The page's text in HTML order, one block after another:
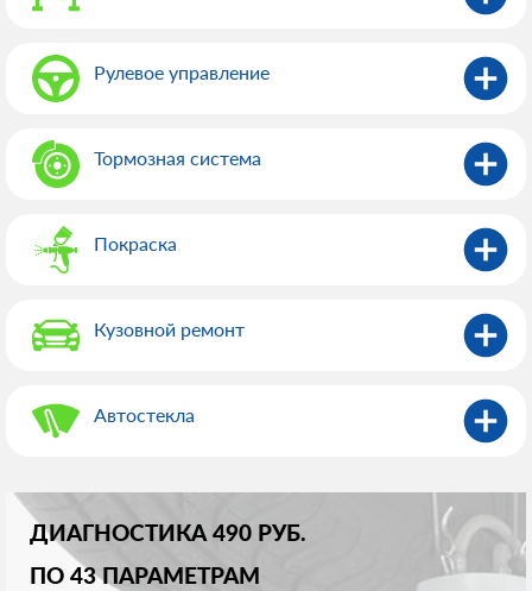
Рулевое управление
Тормозная система
Покраска
Кузовной ремонт
Автостекла
ДИАГНОСТИКА 490 РУБ.
ПО 43 ПАРАМЕТРАМ